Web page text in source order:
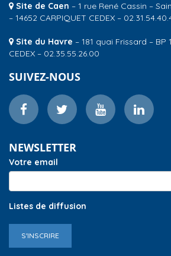
Site de Caen – 1 rue René Cassin –
– 14652 CARPIQUET CEDEX –
Site du Havre – 181 quai Frissard – BP
CEDEX – 02.35.55.26.00
SUIVEZ-NOUS
NEWSLETTER
Votre email
Listes de diffusion
S'INSCRIRE